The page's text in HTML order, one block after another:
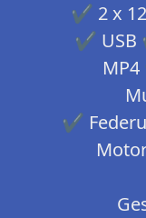
✔ 2 x
✔ USB
✔